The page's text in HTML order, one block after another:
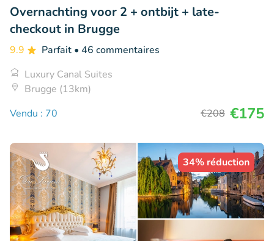
Overnachting voor 2 + ontbijt + late-
checkout in Brugge
9.9 Parfait • 46 commentaires
Luxury Canal Suites
Brugge (13km)
Vendu : 70
€208 €175
34% réduction